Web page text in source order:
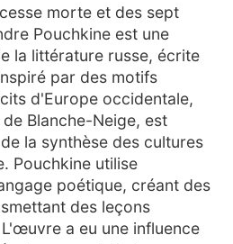
morte et des sept
Pouchkine est une
la littérature russe, écrite
par des motifs
d'Europe occidentale,
Blanche-Neige, est
la synthèse des cultures
Pouchkine utilise
poétique, créant des
des leçons
a eu une influence